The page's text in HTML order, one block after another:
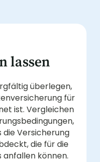
lassen
überlegen,
für
ist. Vergleichen
die Versicherung
die für die
anfallen können.